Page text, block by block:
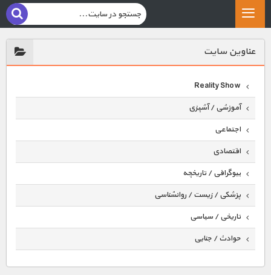
عناوين سايت
Reality Show
آموزشی / آشپزی
اجتماعی
اقتصادی
بیوگرافی / تاریخچه
پزشکی / زیست / روانشناسی
تاریخی / سیاسی
حوادث / جنایی